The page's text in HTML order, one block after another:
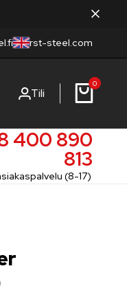
rst-steel.com
Tili
0
400 890
813
(8-17)